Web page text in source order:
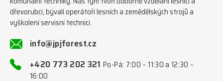
dřevorubci, bývalí operátoři lesních a zemědělských strojů a
vyškolení servisní technici.
info@jpjforest.cz
+420 773 202 321Po-Pá: 7:00 – 11:30 a 12:30 –
16:00